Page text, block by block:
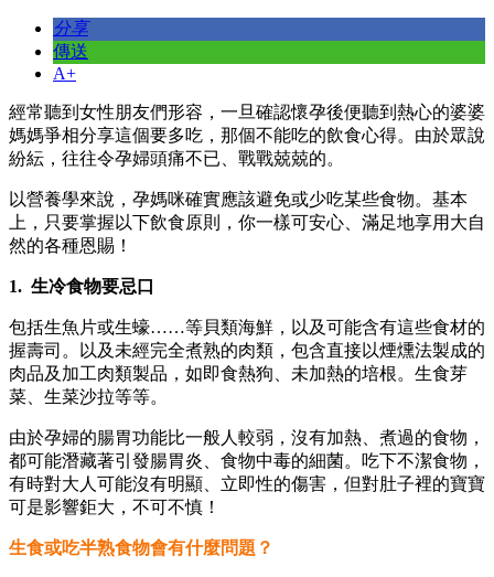
分享
傳送
A+
​經常聽到女性朋友們形容，一旦確認懷孕後便聽到熱心的婆婆
媽媽爭相分享這個要多吃，那個不能吃的飲食心得。由於眾說
紛紜，往往令孕婦頭痛不已、戰戰兢兢的。
以營養學來說，孕媽咪確實應該避免或少吃某些食物。基本
上，只要掌握以下飲食原則，你一樣可安心、滿足地享用大自
然的各種恩賜！
1. 生冷食物要忌口
包括生魚片或生蠔……等貝類海鮮，以及可能含有這些食材的
握壽司。以及未經完全煮熟的肉類，包含直接以煙燻法製成的
肉品及加工肉類製品，如即食熱狗、未加熱的培根。生食芽
菜、生菜沙拉等等。
由於孕婦的腸胃功能比一般人較弱，沒有加熱、煮過的食物，
都可能潛藏著引發腸胃炎、食物中毒的細菌。吃下不潔食物，
有時對大人可能沒有明顯、立即性的傷害，但對肚子裡的寶寶
可是影響鉅大，不可不慎！
生食或吃半熟食物會有什麼問題？